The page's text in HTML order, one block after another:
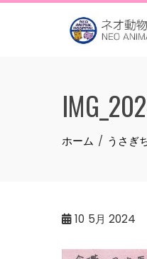
Skip
ホーム うさぎ
10 5月 2024